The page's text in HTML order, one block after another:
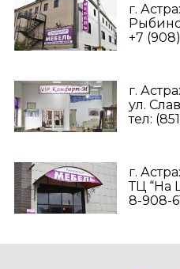
г.
+7
г.
ул.
тел:
г.
ТЦ “На
8-908-